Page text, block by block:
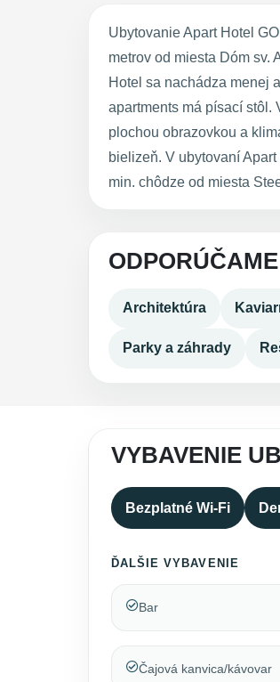
Ubytovanie Apart Hotel
metrov od miesta Dóm sv.
Hotel sa nachádza menej
apartments má písací stôl.
plochou obrazovkou a
bielizeň. V ubytovaní
min. chôdze od miesta
Architektúra
Parky a záhrady
VYBAVENIE
Bezplatné Wi-Fi
ĎALŠIE VYBAVENIE
Bar
Čajová kanvica/kávovar